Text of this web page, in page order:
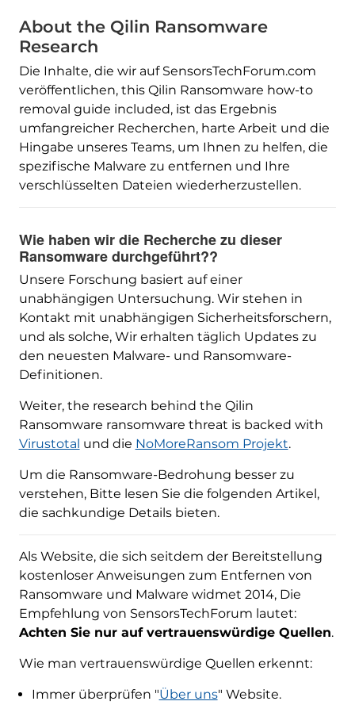
About the Qilin Ransomware
Research
Die Inhalte, die wir auf SensorsTechForum.com
veröffentlichen, this Qilin Ransomware how-to
removal guide included, ist das Ergebnis
umfangreicher Recherchen, harte Arbeit und die
Hingabe unseres Teams, um Ihnen zu helfen, die
spezifische Malware zu entfernen und Ihre
verschlüsselten Dateien wiederherzustellen.
Wie haben wir die Recherche zu dieser
Ransomware durchgeführt??
Unsere Forschung basiert auf einer
unabhängigen Untersuchung. Wir stehen in
Kontakt mit unabhängigen Sicherheitsforschern,
und als solche, Wir erhalten täglich Updates zu
den neuesten Malware- und Ransomware-
Definitionen.
Weiter, the research behind the Qilin
Ransomware ransomware threat is backed with
Virustotal und die NoMoreRansom Projekt.
Um die Ransomware-Bedrohung besser zu
verstehen, Bitte lesen Sie die folgenden Artikel,
die sachkundige Details bieten.
Als Website, die sich seitdem der Bereitstellung
kostenloser Anweisungen zum Entfernen von
Ransomware und Malware widmet 2014, Die
Empfehlung von SensorsTechForum lautet:
Achten Sie nur auf vertrauenswürdige Quellen.
Wie man vertrauenswürdige Quellen erkennt:
Immer überprüfen "Über uns" Website.